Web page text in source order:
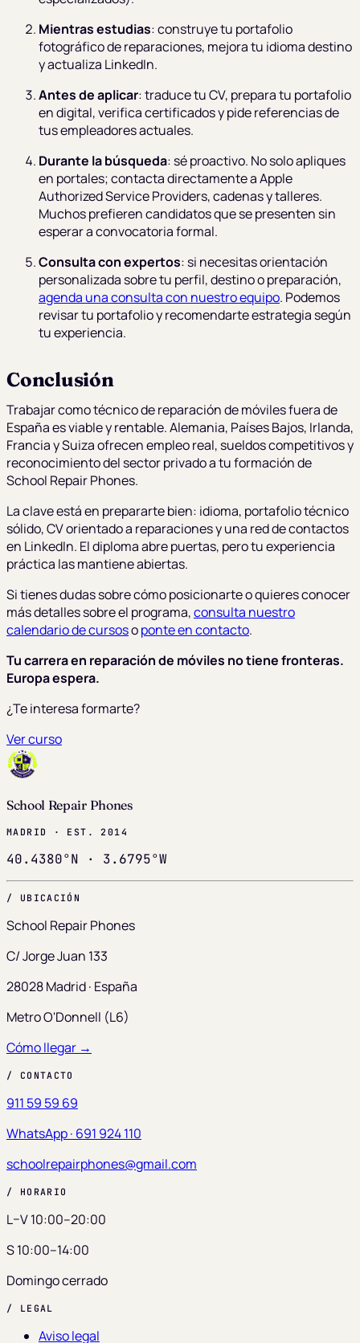
Mientras estudias: construye tu portafolio
fotográfico de reparaciones, mejora tu idioma destino
y actualiza LinkedIn.
Antes de aplicar: traduce tu CV, prepara tu portafolio
en digital, verifica certificados y pide referencias de
tus empleadores actuales.
Durante la búsqueda: sé proactivo. No solo apliques
en portales; contacta directamente a Apple
Authorized Service Providers, cadenas y talleres.
Muchos prefieren candidatos que se presenten sin
esperar a convocatoria formal.
Consulta con expertos: si necesitas orientación
personalizada sobre tu perfil, destino o preparación,
agenda una consulta con nuestro equipo. Podemos
revisar tu portafolio y recomendarte estrategia según
tu experiencia.
Conclusión
Trabajar como técnico de reparación de móviles fuera de
España es viable y rentable. Alemania, Países Bajos, Irlanda,
Francia y Suiza ofrecen empleo real, sueldos competitivos y
reconocimiento del sector privado a tu formación de
School Repair Phones.
La clave está en prepararte bien: idioma, portafolio técnico
sólido, CV orientado a reparaciones y una red de contactos
en LinkedIn. El diploma abre puertas, pero tu experiencia
práctica las mantiene abiertas.
Si tienes dudas sobre cómo posicionarte o quieres conocer
más detalles sobre el programa,consulta nuestro
calendario de cursosoponte en contacto.
Tu carrera en reparación de móviles no tiene fronteras.
Europa espera.
¿Te interesa formarte?
Ver curso
School Repair Phones
MADRID · EST. 2014
40.4380°N · 3.6795°W
/ UBICACIÓN
School Repair Phones
C/ Jorge Juan 133
28028 Madrid · España
Metro O'Donnell (L6)
Cómo llegar →
/ CONTACTO
911 59 59 69
WhatsApp · 691 924 110
schoolrepairphones@gmail.com
/ HORARIO
L–V 10:00–20:00
S 10:00–14:00
Domingo cerrado
/ LEGAL
Aviso legal